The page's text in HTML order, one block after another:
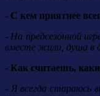
- С кем приятнее
- На предсезонной
вместе жили, душа в
- Как считаешь,
- Я всегда стараюсь